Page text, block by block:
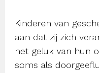
Kinderen van
aan dat zij zich
het geluk van hun
soms als